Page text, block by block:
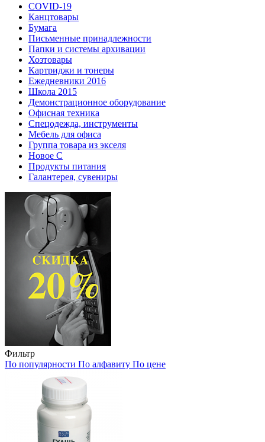
COVID-19
Канцтовары
Бумага
Письменные принадлежности
Папки и системы архивации
Хозтовары
Картриджи и тонеры
Ежедневники 2016
Школа 2015
Демонстрационное оборудование
Офисная техника
Спецодежда, инструменты
Мебель для офиса
Группа товара из экселя
Новое С
Продукты питания
Галантерея, сувениры
Фильтр
По популярности По алфавиту По цене